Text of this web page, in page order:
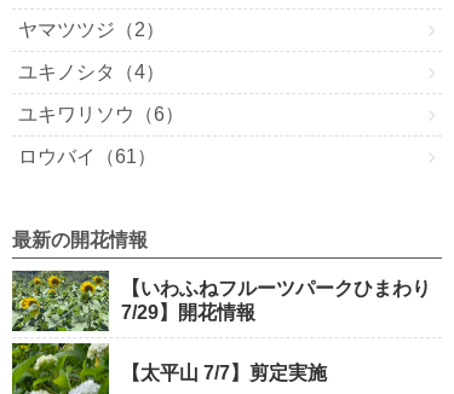
ヤマツツジ（2）
ユキノシタ（4）
ユキワリソウ（6）
ロウバイ（61）
最新の開花情報
【いわふねフルーツパークひまわり
7/29】開花情報
【太平山 7/7】剪定実施